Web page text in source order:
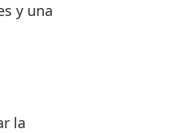
y una
la